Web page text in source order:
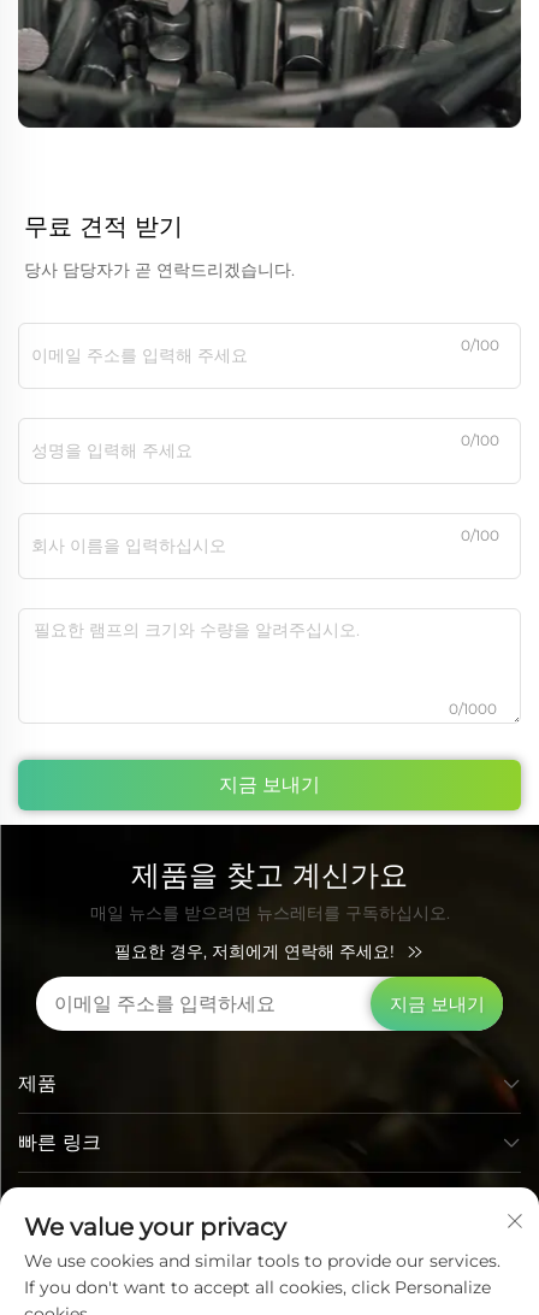
무료 견적 받기
당사 담당자가 곧 연락드리겠습니다.
0/100
0/100
0/100
0/1000
지금 보내기
제품을 찾고 계신가요
매일 뉴스를 받으려면 뉴스레터를 구독하십시오.
필요한 경우, 저희에게 연락해 주세요!
지금 보내기
빠른 링크
제품
We value your privacy
We use cookies and similar tools to provide our services.
If you don't want to accept all cookies, click Personalize